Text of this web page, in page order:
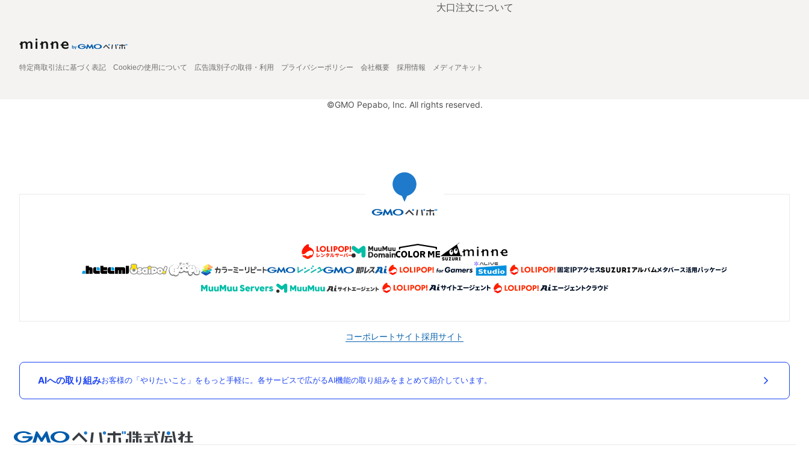
大口注文について
特定商取引法に基づく表記 Cookieの使用について 広告識別子の取得・利用 プライバシーポリシー 会社概要 採用情報 メディアキット
©GMO Pepabo, Inc. All rights reserved.
コーポレートサイト採用サイト
AIへの取り組みお客様の「やりたいこと」をもっと手軽に。各サービスで広がるAI機能の取り組みをまとめて紹介しています。